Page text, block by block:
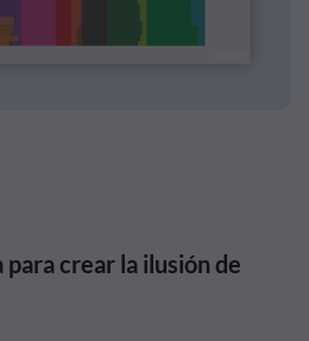
crear la ilusión de